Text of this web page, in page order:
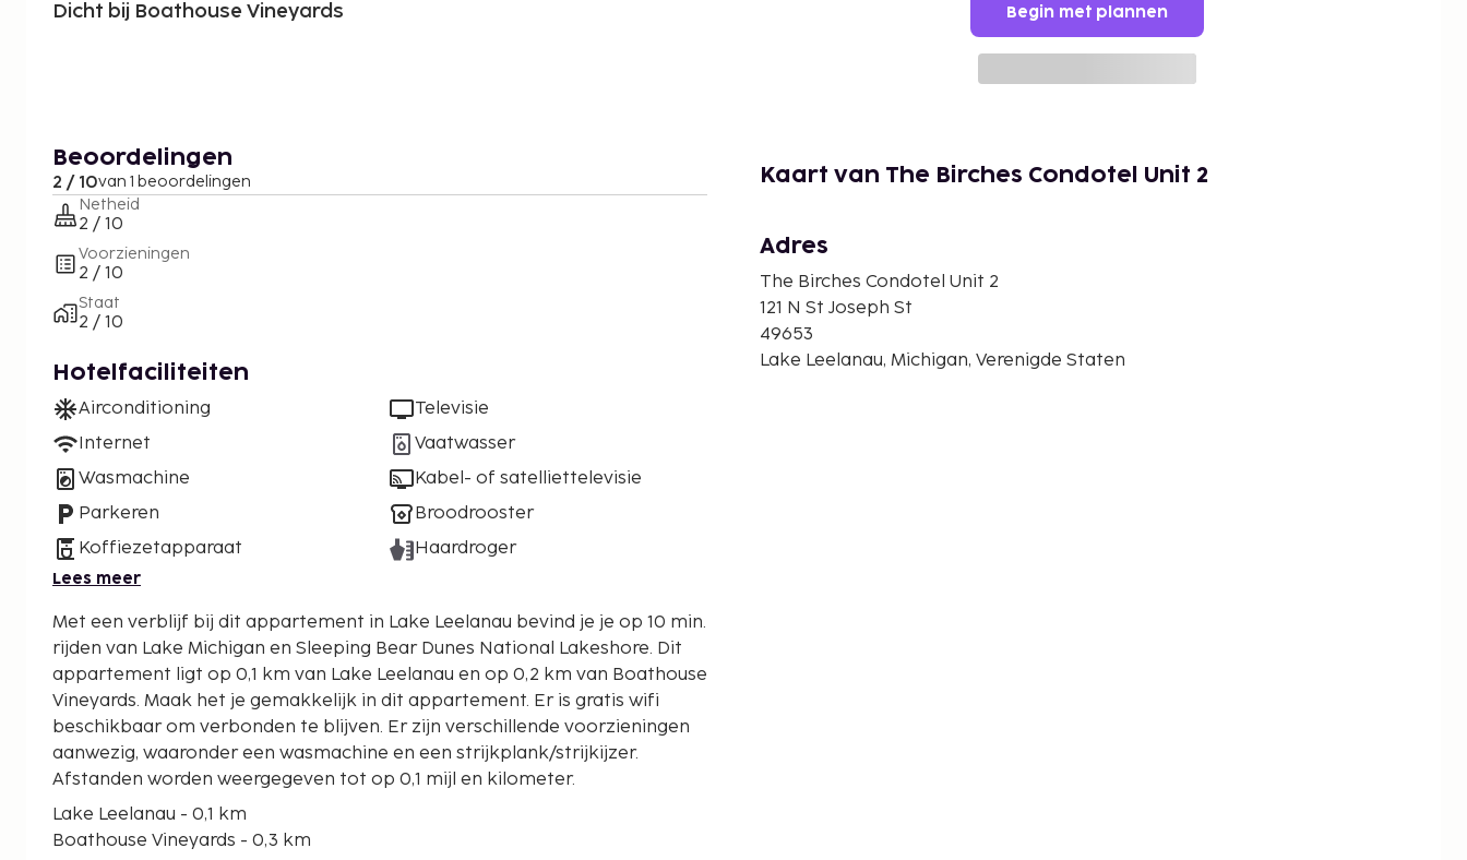
Dicht bij Boathouse Vineyards Begin met plannen
Beoordelingen
2 / 10van 1 beoordelingen
Netheid
2 / 10
Voorzieningen
2 / 10
Staat
2 / 10
Hotelfaciliteiten
Airconditioning
Internet
Wasmachine
Parkeren
Koffiezetapparaat
Televisie
Vaatwasser
Kabel- of satelliettelevisie
Broodrooster
Haardroger
Lees meer
Met een verblijf bij dit appartement in Lake Leelanau bevind je je op 10 min.
rijden van Lake Michigan en Sleeping Bear Dunes National Lakeshore. Dit
appartement ligt op 0,1 km van Lake Leelanau en op 0,2 km van Boathouse
Vineyards. Maak het je gemakkelijk in dit appartement. Er is gratis wifi
beschikbaar om verbonden te blijven. Er zijn verschillende voorzieningen
aanwezig, waaronder een wasmachine en een strijkplank/strijkijzer.
Afstanden worden weergegeven tot op 0,1 mijl en kilometer.
Lake Leelanau - 0,1 km
Boathouse Vineyards - 0,3 km
Kaart van The Birches Condotel Unit 2
Adres
The Birches Condotel Unit 2
121 N St Joseph St
49653
Lake Leelanau, Michigan, Verenigde Staten